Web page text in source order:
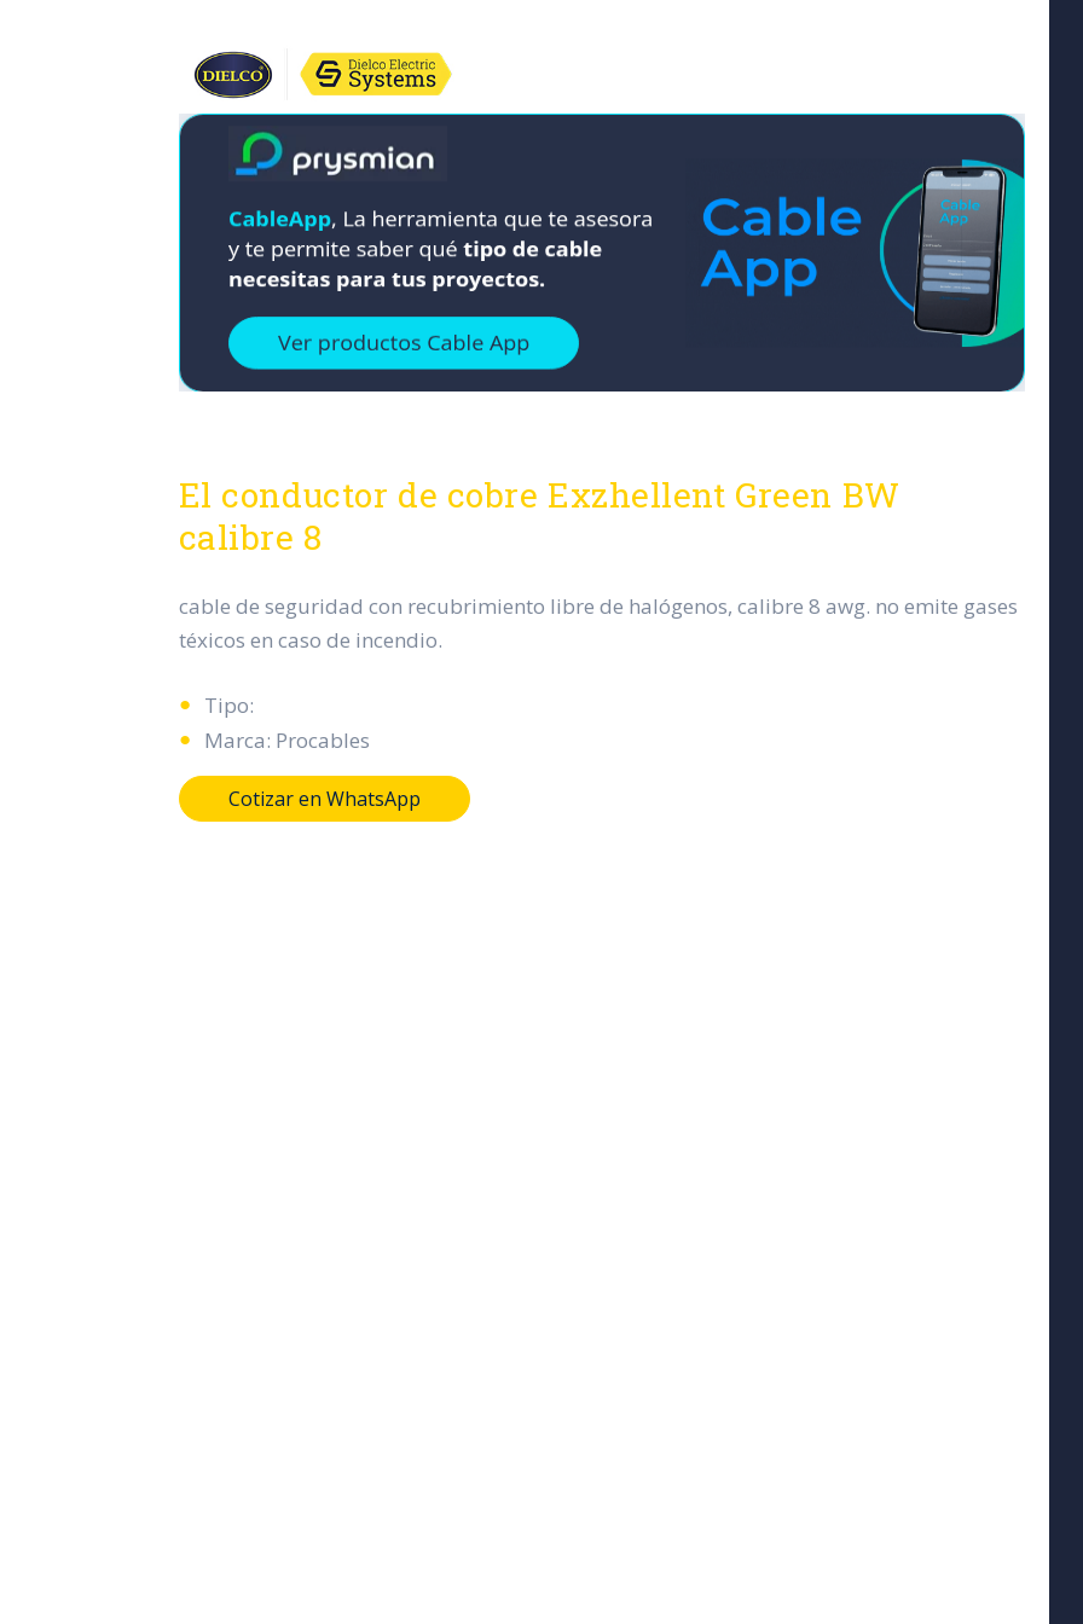
El conductor de cobre Exzhellent Green BW
calibre 8
cable de seguridad con recubrimiento libre de halógenos, calibre 8 awg. no emite gases
téxicos en caso de incendio.
Tipo:
Marca: Procables
Cotizar en WhatsApp